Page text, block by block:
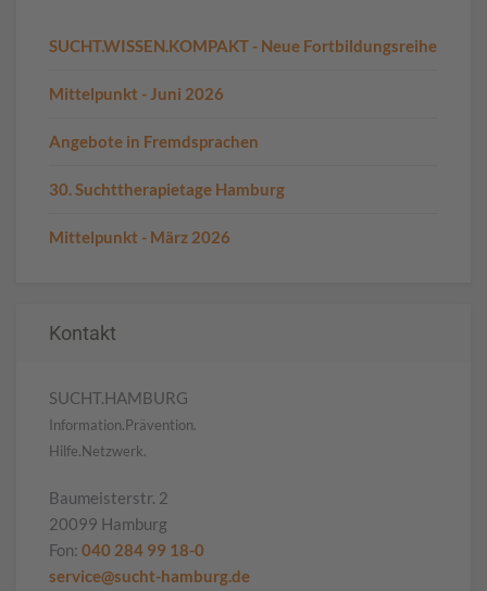
SUCHT.WISSEN.KOMPAKT - Neue Fortbildungsreihe
Mittelpunkt - Juni 2026
Angebote in Fremdsprachen
30. Suchttherapietage Hamburg
Mittelpunkt - März 2026
Kontakt
SUCHT.HAMBURG
Information.Prävention.
Hilfe.Netzwerk.
Baumeisterstr. 2
20099 Hamburg
Fon: 040 284 99 18-0
service@sucht-hamburg.de